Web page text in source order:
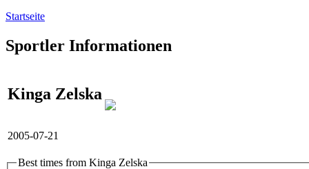
Startseite
Sportler Informationen
Kinga Zelska
2005-07-21
Best times from Kinga Zelska